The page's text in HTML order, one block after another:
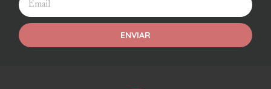
ENVIAR